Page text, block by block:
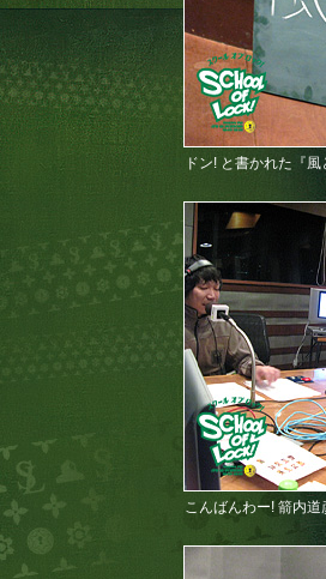
ドン! と書かれた『
こんばんわー! 箭内